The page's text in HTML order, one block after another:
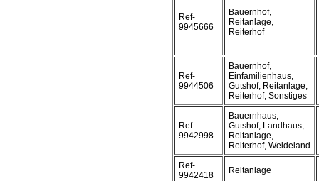
Ref-
9945666
Bauernhof,
Reitanlage,
Reiterhof
Ref-
9944506
Bauernhof,
Einfamilienhaus,
Gutshof, Reitanlage,
Reiterhof, Sonstiges
Ref-
9942998
Bauernhaus,
Gutshof, Landhaus,
Reitanlage,
Reiterhof, Weideland
Ref-
9942418
Reitanlage